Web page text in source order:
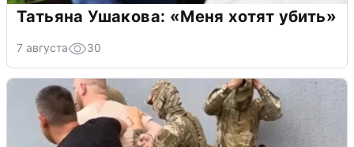
Татьяна Ушакова: «Меня хотят убить»
7 августа 30